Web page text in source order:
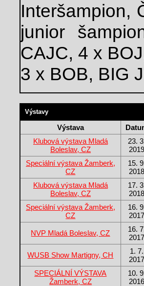
Interšampion,
junior
CAJC, 4 x
3 x BOB, BIG
Výstavy
Výstava
Klubová výstava Mladá
Boleslav, CZ
23.
2019
Speciální výstava Žamberk,
CZ
15.
2018
Klubová výstava Mladá
Boleslav, CZ
17.
2018
Speciální výstava Žamberk,
CZ
16.
2017
NVP Mladá Boleslav, CZ
16.
2017
WUSB Show Martigny, CH
1. 7.
2017
SPECIÁLNÍ VÝSTAVA
Žamberk, CZ
10.
2016